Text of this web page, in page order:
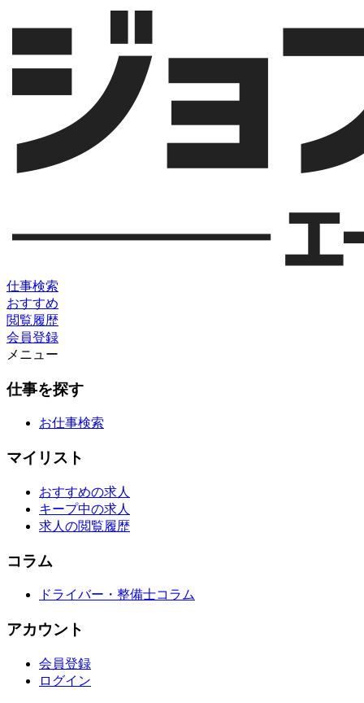
仕事検索
おすすめ
閲覧履歴
会員登録
メニュー
仕事を探す
お仕事検索
マイリスト
おすすめの求人
キープ中の求人
求人の閲覧履歴
コラム
ドライバー・整備士コラム
アカウント
会員登録
ログイン